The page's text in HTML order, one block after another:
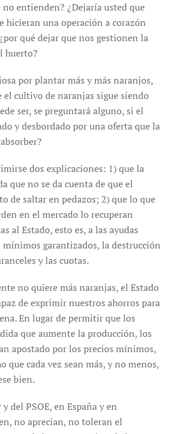
entienden? ¿Dejaría usted que
hicieran una operación a corazón
qué dejar que nos gestionen la
huerto?
por plantar más y más naranjos,
el cultivo de naranjas sigue siendo
ser, se preguntará alguno, si el
y desbordado por una oferta que la
dos explicaciones: 1) que la
que no se da cuenta de que el
de saltar en pedazos; 2) que lo que
en el mercado lo recuperan
al Estado, esto es, a las ayudas
mínimos garantizados, la destrucción
y las cuotas.
no quiere más naranjas, el Estado
de exprimir nuestros ahorros para
En lugar de permitir que los
que aumente la producción, los
apostado por los precios mínimos,
que cada vez sean más, y no menos,
bien.
del PSOE, en España y en
no aprecian, no toleran el